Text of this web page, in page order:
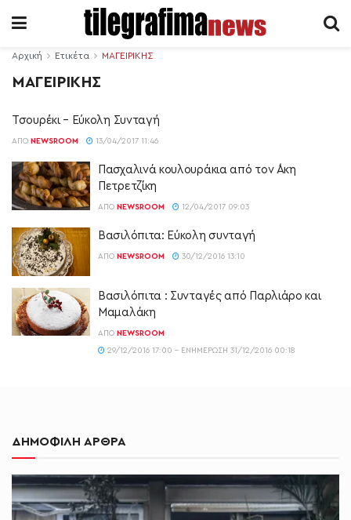
Αρχική Ετικέτα ΜΑΓΕΙΡΙΚΗΣ
ΜΑΓΕΙΡΙΚΗΣ
Τσουρέκι – Εύκολη Συνταγή
ΑΠΌ NEWSROOM 13/04/2017 11:46
Πασχαλινά κουλουράκια από τον ´Ακη
Πετρετζίκη
ΑΠΌ NEWSROOM 12/04/2017 09:03
Βασιλόπιτα: Εύκολη συνταγή
ΑΠΌ NEWSROOM 30/12/2016 13:10
Βασιλόπιτα : Συνταγές από Παρλιάρο και
Μαμαλάκη
ΑΠΌ NEWSROOM
29/12/2016 17:00 - ΕΝΗΜΈΡΩΣΗ 31/12/2016 00:18
ΔΗΜΟΦΙΛΗ ΑΡΘΡΑ